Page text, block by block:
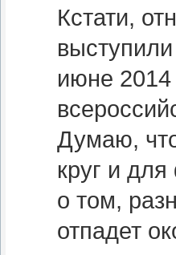
Кстати,
июне 2014
Думаю,
круг и
о том,
отпадет